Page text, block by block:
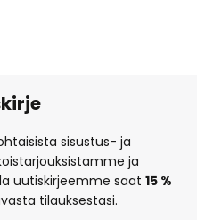
sisustus- ja
ja
uutiskirjeemme saat 15 %
tilauksestasi.